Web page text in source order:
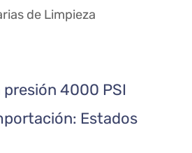
de Limpieza
4000 PSI
Estados